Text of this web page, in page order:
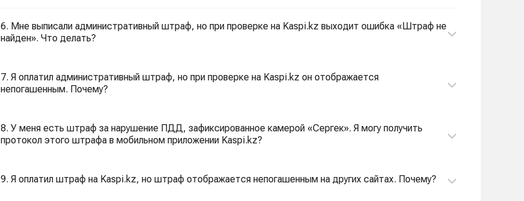
6. Мне выписали административный штраф, но при проверке на Kaspi.kz выходит ошибка «Штраф не
найден». Что делать?
7. Я оплатил административный штраф, но при проверке на Kaspi.kz он отображается
непогашенным. Почему?
8. У меня есть штраф за нарушение ПДД, зафиксированное камерой «Сергек». Я могу получить
протокол этого штрафа в мобильном приложении Kaspi.kz?
9. Я оплатил штраф на Kaspi.kz, но штраф отображается непогашенным на других сайтах. Почему?